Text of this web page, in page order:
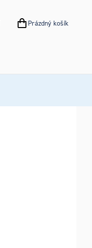
NÁKUPNÍ KOŠÍK
Prázdný košík